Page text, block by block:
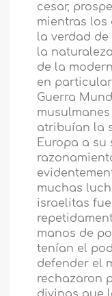
cesar,
mientras los
la verdad de
la
de la
en
Guerra
atribuían la
Europa a su
muchas
israelitas
manos de
tenían el
defender el
rechazaron